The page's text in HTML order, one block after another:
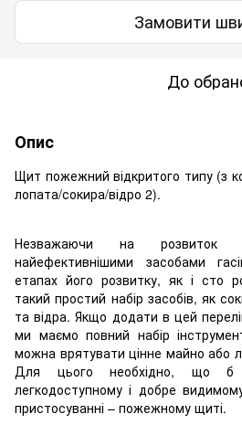
Замовити
До
Опис
Щит пожежний відкритого типу (з
лопата/сокира/відро 2).
Незважаючи на розвиток
найефективнішими засобами
етапах його розвитку, як і сто
такий простий набір засобів, як
та відра. Якщо додати в цей
ми маємо повний набір
можна врятувати цінне майно або
Для цього необхідно, що б
легкодоступному і добре
пристосуванні – пожежному щиті.